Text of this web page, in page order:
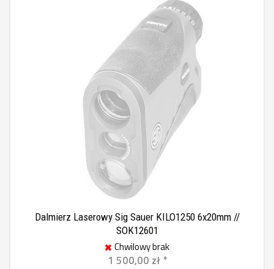
Dalmierz Laserowy Sig Sauer KILO1250 6x20mm //
SOK12601
Chwilowy brak
1 500,00 zł *